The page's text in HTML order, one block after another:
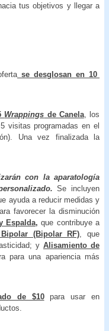
tus objetivos y llegar a
se desglosan en 10
Wrappings de Canela, los
visitas programadas en el
Una vez finalizada la
con la aparatología
Se incluyen
ayuda a reducir medidas y
favorecer la disminución
Espalda, que contribuye a
Bipolar (Bipolar RF) , que
y Alisamiento de
para una apariencia más
de $10
para usar en